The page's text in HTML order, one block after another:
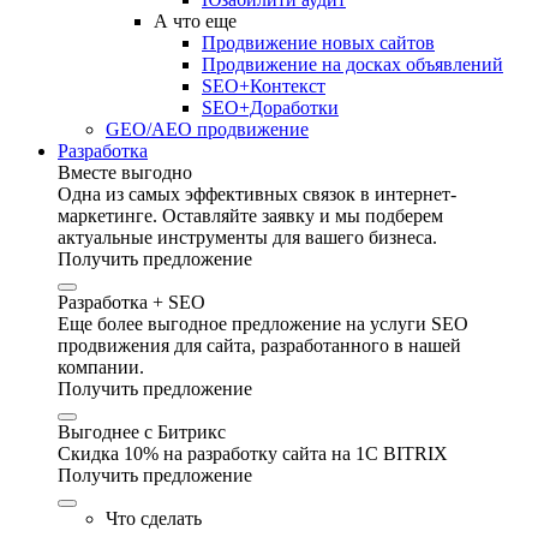
А что еще
Продвижение новых сайтов
Продвижение на досках объявлений
SEO+Контекст
SEO+Доработки
GEO/AEO продвижение
Разработка
Вместе выгодно
Одна из самых эффективных связок в интернет-
маркетинге. Оставляйте заявку и мы подберем
актуальные инструменты для вашего бизнеса.
Получить предложение
Разработка + SEO
Еще более выгодное предложение на услуги SEO
продвижения для сайта, разработанного в нашей
компании.
Получить предложение
Выгоднее с Битрикс
Скидка 10% на разработку сайта на 1C BITRIX
Получить предложение
Что сделать